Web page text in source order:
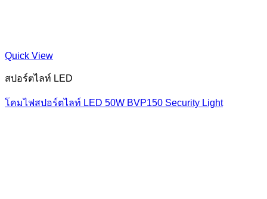
Quick View
สปอร์ตไลท์ LED
โคมไฟสปอร์ตไลท์ LED 50W BVP150 Security Light